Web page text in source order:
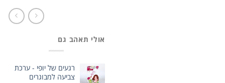
אולי תאהב גם
רגעים של יופי - ערכת
צביעה למבוגרים